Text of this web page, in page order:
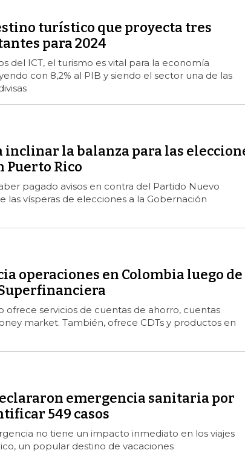
turístico que proyecta tres
para 2024
del ICT, el turismo es vital para la economía
con 8,2% al PIB y siendo el sector una de las
inclinar la balanza para las
Puerto Rico
pagado avisos en contra del Partido Nuevo
las vísperas de elecciones a la Gobernación
operaciones en Colombia luego de
ofrece servicios de cuentas de ahorro, cuentas
market. También, ofrece CDTs y productos en
emergencia sanitaria por
549 casos
no tiene un impacto inmediato en los viajes
un popular destino de vacaciones